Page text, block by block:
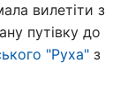
вилетіти з
путівку до
"Руха" з